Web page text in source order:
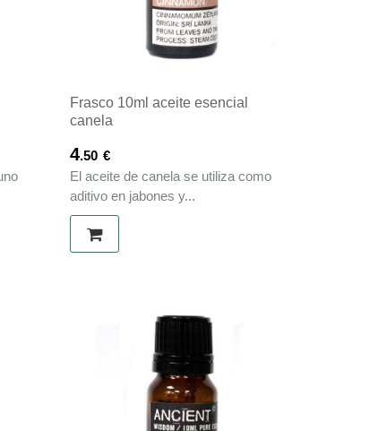
Frasco 10ml aceite esencial
canela
4.50 €
El aceite de canela se utiliza como
aditivo en jabones y...